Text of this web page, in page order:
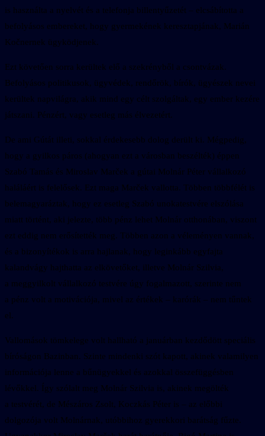
is használta a nyelvét és a telefonja billentyűzetét – elcsábította a
befolyásos embereket, hogy gyermekének keresztapjának, Marián
Kočnernek ügyködjenek.
Ezt követően sorra kerültek elő a szekrényből a csontvázak.
Befolyásos politikusok, ügyvédek, rendőrök, bírók, ügyészek nevei
kerültek napvilágra, akik mind egy célt szolgáltak, egy ember kezére
játszani. Pénzért, vagy esetleg más élvezetért.
De ami Gútát illeti, sokkal érdekesebb dolog derült ki. Mégpedig,
hogy a gyilkos páros (ahogyan ezt a városban beszélték) éppen
Szabó Tamás és Miroslav Marček a gútai Molnár Péter vállalkozó
haláláért is felelősek. Ezt maga Marček vallotta. Többen többfélét is
belemagyaráztak, hogy ez esetleg Szabó unokatestvére elszólása
miatt történt, aki jelezte, több pénz lehet Molnár otthonában, viszont
ezt eddig nem erősítették meg. Többen azon a véleményen vannak,
és a bizonyítékok is arra hajlanak, hogy leginkább egyfajta
kalandvágy hajthatta az elkövetőket, illetve Molnár Szilvia,
a meggyilkolt vállalkozó testvére úgy fogalmazott, szerinte nem
a pénz volt a motivációja, mivel az értékek – karórák – nem tűntek
el.
Vallomások tömkelege volt hallható a januárban kezdődött speciális
bíróságon Bazinban. Szinte mindenki szót kapott, akinek valamilyen
információja lenne a bűnügyekkel és azokkal összefüggésben
lévőkkel. Így szólalt meg Molnár Szilvia is, akinek megölték
a testvérét, de Mészáros Zsolt, Koczkás Péter is – az előbbi
dolgozója volt Molnárnak, utóbbihoz gyerekkori barátság fűzte.